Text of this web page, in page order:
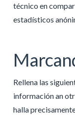
técnico en
estadísticos
Rellena las
información an
halla